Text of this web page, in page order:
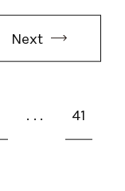
... 41
Next